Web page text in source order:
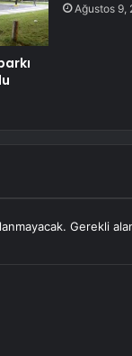
Ağustos 9,
Gerekli